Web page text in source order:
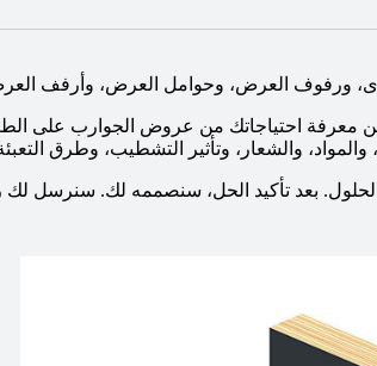
ورفوف العرض، وحوامل العرض، وأرفف
احتياجاتك من عروض الجوارب على
والشعار، وتأثير التشطيب، وطرق
بعد تأكيد الحل، سنصممه لك. سنرسل لك